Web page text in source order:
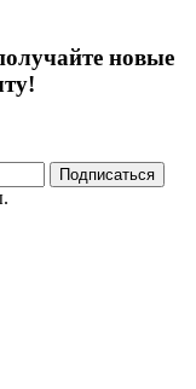
новые